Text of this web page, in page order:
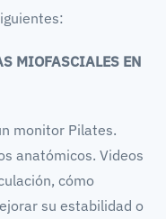
MIOFASCIALES EN
monitor Pilates.
anatómicos. Videos
cómo
su estabilidad o